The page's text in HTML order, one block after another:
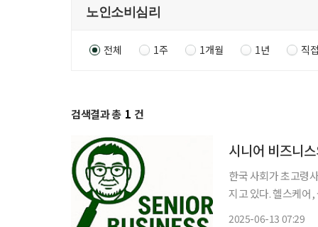
전체 1주 1개월 1년 직
검색결과 총 1 건
시니어 비즈니
한국 사회가 초고령
지고 있다. 헬스케어
2025-06-13 07:29